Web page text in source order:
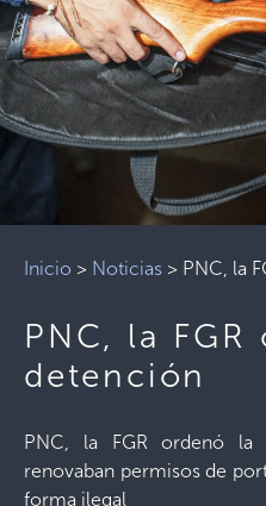
Inicio > Noticias > PNC, la
PNC, la
detención
PNC, la FGR ordenó la
renovaban permisos de
forma ilegal